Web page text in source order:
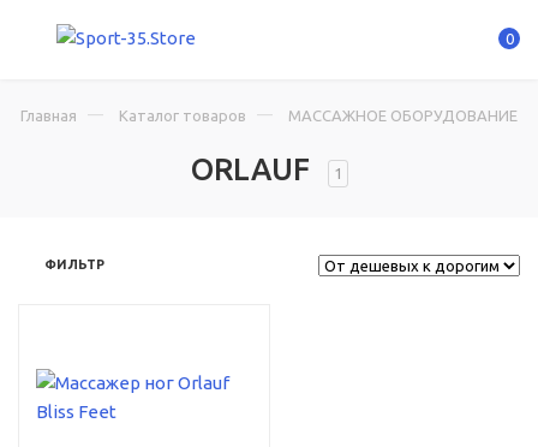
0
ORLAUF 1
Главная Каталог товаров МАССАЖНОЕ ОБОРУДОВАНИЕ
ФИЛЬТР